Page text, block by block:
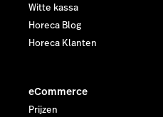
Witte kassa
Horeca Blog
Horeca Klanten
eCommerce
Prijzen